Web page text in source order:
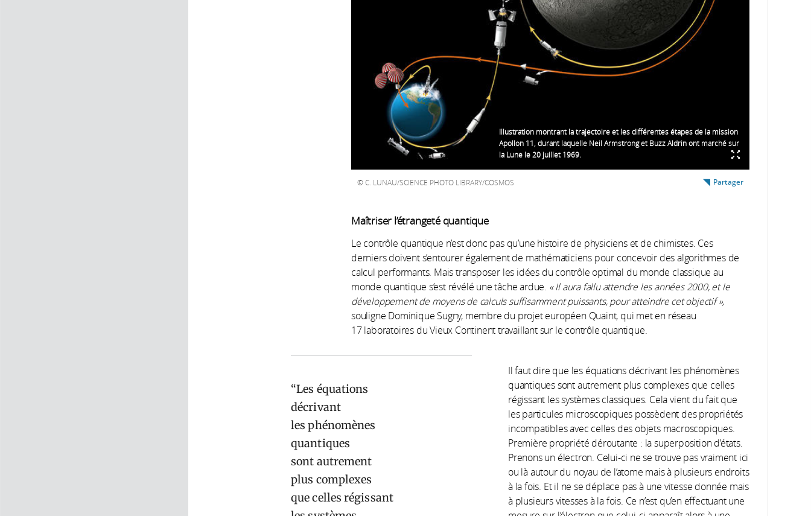
Illustration montrant la trajectoire et les différentes étapes de la mission
Apollon 11, durant laquelle Neil Armstrong et Buzz Aldrin ont marché sur
la Lune le 20 juillet 1969.
C. LUNAU/SCIENCE PHOTO LIBRARY/COSMOS Partager
Maîtriser l’étrangeté quantique
Le contrôle quantique n’est donc pas qu’une histoire de physiciens et de chimistes. Ces
derniers doivent s’entourer également de mathématiciens pour concevoir des algorithmes de
calcul performants. Mais transposer les idées du contrôle optimal du monde classique au
monde quantique s’est révélé une tâche ardue. « Il aura fallu attendre les années 2000, et le
développement de moyens de calculs suffisamment puissants, pour atteindre cet objectif »,
souligne Dominique Sugny, membre du projet européen Quaint, qui met en réseau
17 laboratoires du Vieux Continent travaillant sur le contrôle quantique.
Les équations
décrivant
les phénomènes
quantiques
sont autrement
plus complexes
que celles régissant
Il faut dire que les équations décrivant les phénomènes
quantiques sont autrement plus complexes que celles
régissant les systèmes classiques. Cela vient du fait que
les particules microscopiques possèdent des propriétés
incompatibles avec celles des objets macroscopiques.
Première propriété déroutante : la superposition d’états.
Prenons un électron. Celui-ci ne se trouve pas vraiment ici
ou là autour du noyau de l’atome mais à plusieurs endroits
à la fois. Et il ne se déplace pas à une vitesse donnée mais
à plusieurs vitesses à la fois. Ce n’est qu’en effectuant une